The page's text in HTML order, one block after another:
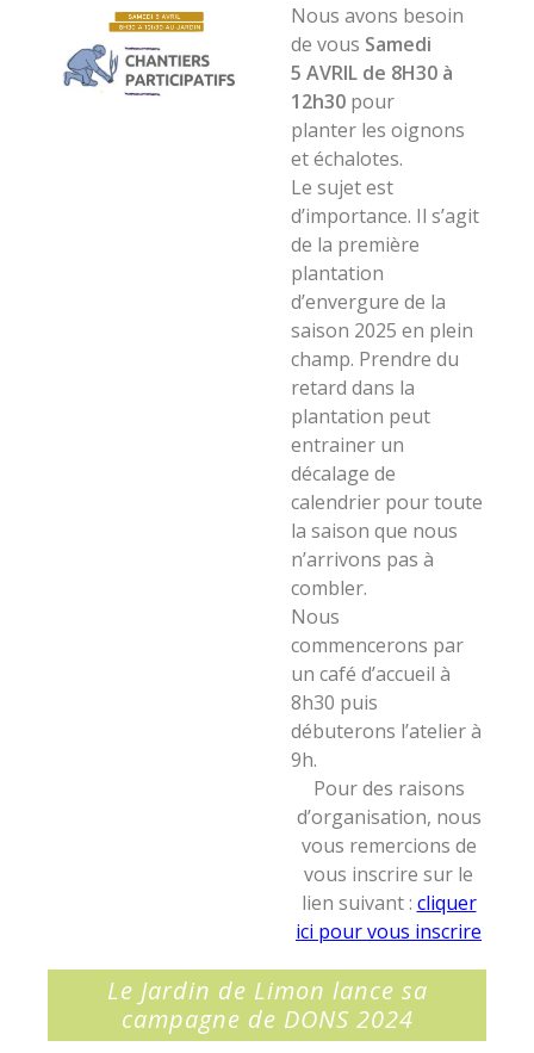
Nous avons besoin
de vous Samedi
5 AVRIL de 8H30 à
12h30 pour
planter les oignons
et échalotes.
Le sujet est
d’importance. Il s’agit
de la première
plantation
d’envergure de la
saison 2025 en plein
champ. Prendre du
retard dans la
plantation peut
entrainer un
décalage de
calendrier pour toute
la saison que nous
n’arrivons pas à
combler.
Nous
commencerons par
un café d’accueil à
8h30 puis
débuterons l’atelier à
9h.
Pour des raisons
d’organisation, nous
vous remercions de
vous inscrire sur le
lien suivant : cliquer
ici pour vous inscrire
Le Jardin de Limon lance sa
campagne de DONS 2024